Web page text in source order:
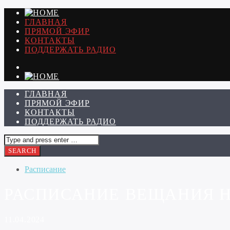
ГЛАВНАЯ
ПРЯМОЙ ЭФИР
КОНТАКТЫ
ПОДДЕРЖАТЬ РАДИО
ГЛАВНАЯ
ПРЯМОЙ ЭФИР
КОНТАКТЫ
ПОДДЕРЖАТЬ РАДИО
Расписание